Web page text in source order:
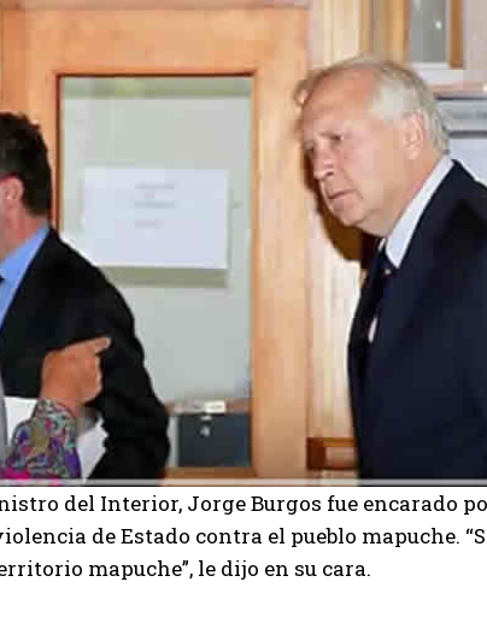
del Interior, Jorge Burgos fue encarado
de Estado contra el pueblo mapuche.
mapuche”, le dijo en su cara.